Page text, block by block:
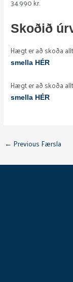
34.990 kr.
Skoðið
Hægt er að skoða
smella HÉR
Hægt er að skoða
smella HÉR
← Previous Færsla